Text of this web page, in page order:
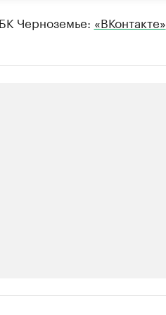
Черноземье: «ВКонтакте»